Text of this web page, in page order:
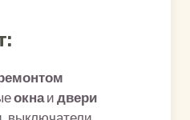
окнаидвери